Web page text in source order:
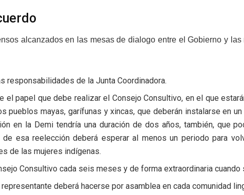
alcanzados en las mesas de dialogo entre el Gobierno y
responsabilidades de la Junta Coordinadora.
el papel que debe realizar el Consejo Consultivo, en el que
pueblos mayas, garífunas y xincas, que deberán instalarse en
en la Demi tendría una duración de dos años, también, que
de esa reelección deberá esperar al menos un periodo para
de las mujeres indígenas.
Consultivo cada seis meses y de forma extraordinaria cuando
deberá hacerse por asamblea en cada comunidad